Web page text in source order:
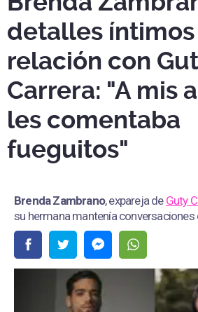
detalles íntimos
relación con
Carrera: "A mis
les comentaba
fueguitos"
Brenda Zambrano, expareja de Guty
su hermana mantenía conversaciones